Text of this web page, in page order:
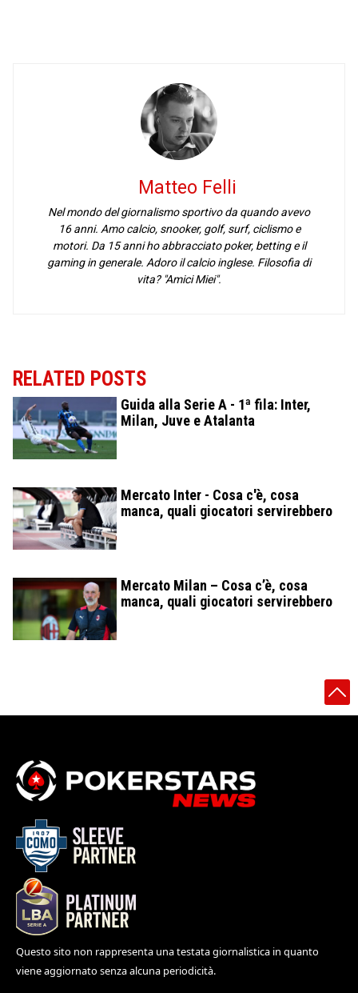
Matteo Felli
Nel mondo del giornalismo sportivo da quando avevo
16 anni. Amo calcio, snooker, golf, surf, ciclismo e
motori. Da 15 anni ho abbracciato poker, betting e il
gaming in generale. Adoro il calcio inglese. Filosofia di
vita? "Amici Miei".
RELATED POSTS
Guida alla Serie A - 1ª fila: Inter,
Milan, Juve e Atalanta
Mercato Inter - Cosa c'è, cosa
manca, quali giocatori servirebbero
Mercato Milan – Cosa c’è, cosa
manca, quali giocatori servirebbero
Questo sito non rappresenta una testata giornalistica in quanto
viene aggiornato senza alcuna periodicità.